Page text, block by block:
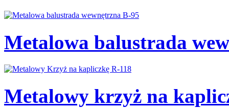
Metalowa balustrada
Metalowy krzyż na